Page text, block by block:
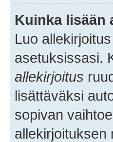
Kuinka lisään
Luo
asetuksissasi.
allekirjoitus
lisättäväksi
sopivan
allekirjoituksen